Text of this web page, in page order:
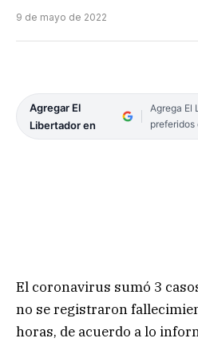
9 de mayo de 2022
Agregar El
Libertador en
Agrega El
preferidos
El coronavirus sumó 3
no se registraron
horas, de acuerdo a lo